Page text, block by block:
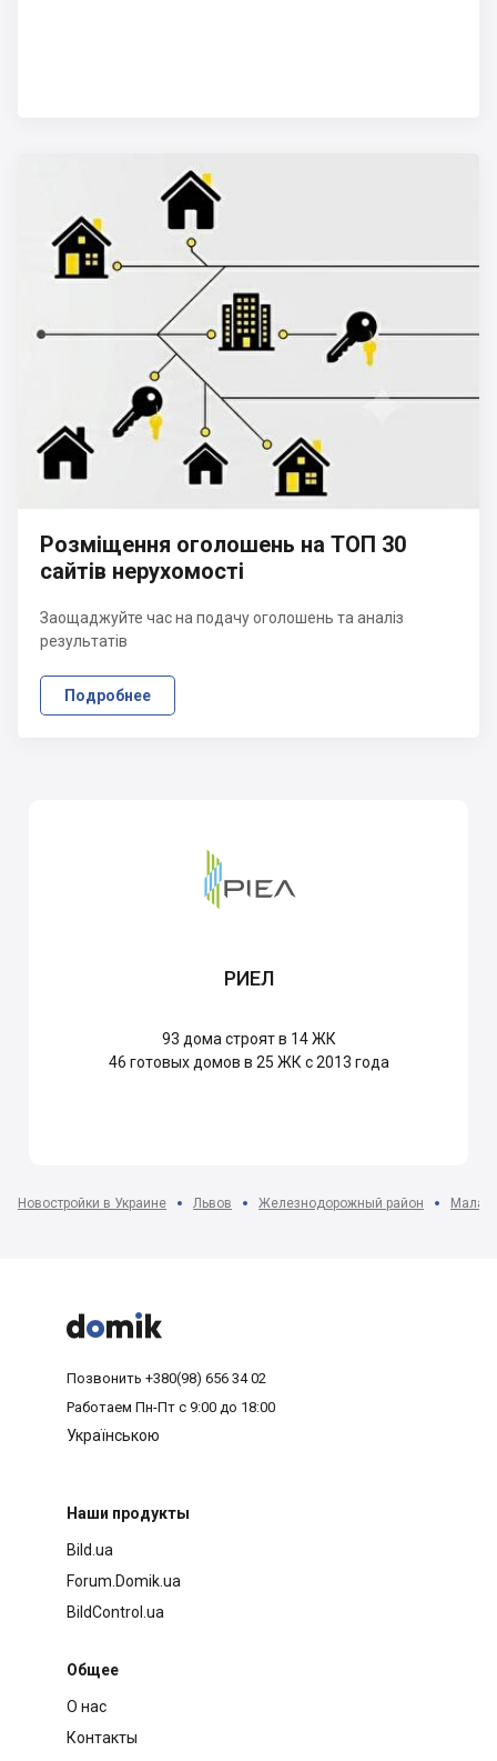
Розміщення оголошень на ТОП 30
сайтів нерухомості
Заощаджуйте час на подачу оголошень та аналіз
результатів
Подробнее
РИЕЛ
93 дома строят в 14 ЖК
46 готовых домов в 25 ЖК с 2013 года
Новостройки в Украине Львов Железнодорожный район Малая



Позвонить +380(98) 656 34 02
Работаем Пн-Пт с 9:00 до 18:00
Українською
Наши продукты
Bild.ua
Forum.Domik.ua
BildControl.ua
Общее
О нас
Контакты